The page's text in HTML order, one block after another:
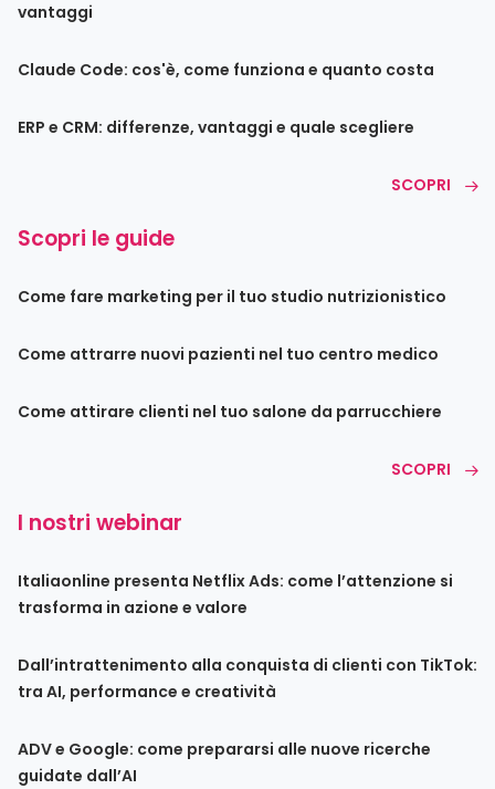
vantaggi
Claude Code: cos'è, come funziona e quanto costa
ERP e CRM: differenze, vantaggi e quale scegliere
SCOPRI
Scopri le guide
Come fare marketing per il tuo studio nutrizionistico
Come attrarre nuovi pazienti nel tuo centro medico
Come attirare clienti nel tuo salone da parrucchiere
SCOPRI
I nostri webinar
Italiaonline presenta Netflix Ads: come l’attenzione si
trasforma in azione e valore
Dall’intrattenimento alla conquista di clienti con TikTok:
tra AI, performance e creatività
ADV e Google: come prepararsi alle nuove ricerche
guidate dall’AI